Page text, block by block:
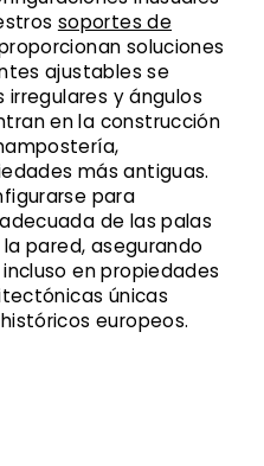
soportes de
soluciones
ajustables se
y ángulos
en la construcción
más antiguas.
para
de las palas
pared, asegurando
en propiedades
únicas
europeos.